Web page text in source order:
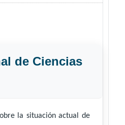
de Ciencias
la situación actual de